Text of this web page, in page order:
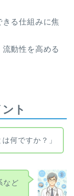
る仕組みに焦
動性を高める
ト
何ですか？」
など